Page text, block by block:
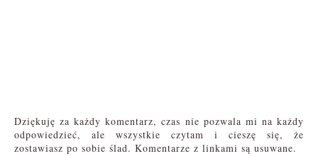
Dziękuję za każdy komentarz, czas nie pozwala mi na każdy
odpowiedzieć, ale wszystkie czytam i cieszę się, że
zostawiasz po sobie ślad. Komentarze z linkami są usuwane.